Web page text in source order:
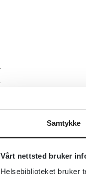
Samtykke
Vårt nettsted bruker
Helsebiblioteket bruker